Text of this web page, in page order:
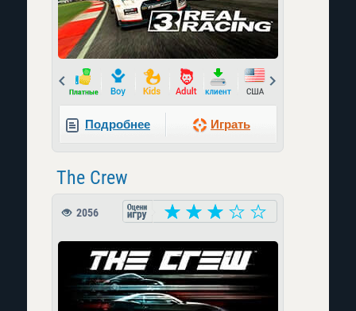
Prev
Подробнее Играть
The Crew
2056